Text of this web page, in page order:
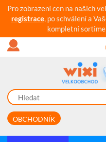
Pro zobrazení cen na našich
registrace, po schválení a
kompletní
OBCHODNÍK